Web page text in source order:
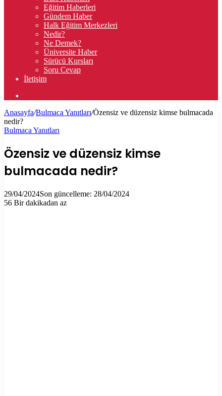
Eğitim Haberleri
Gündem Haber
Halk Eğitim Merkezleri
Nedir?
Ne Demek?
Üniversite Haber
Sürücü Kursları
Soru Cevap
İletişim
...
Anasayfa/Bulmaca Yanıtları/Özensiz ve düzensiz kimse bulmacada
nedir?
Bulmaca Yanıtları
Özensiz ve düzensiz kimse
bulmacada nedir?
29/04/2024Son güncelleme: 28/04/2024
56 Bir dakikadan az